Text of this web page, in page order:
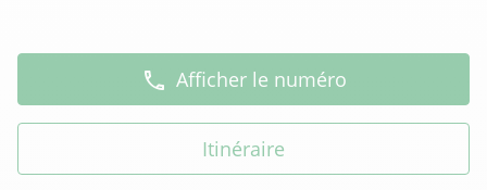
Afficher le numéro
Itinéraire